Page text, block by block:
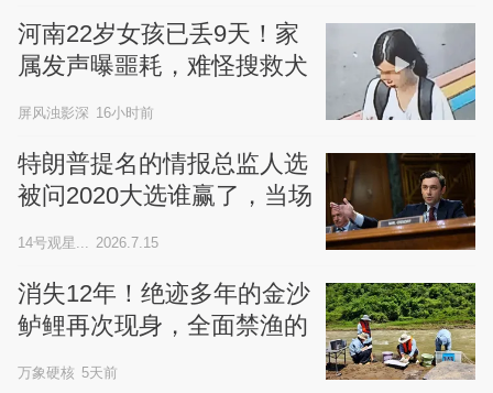
河南22岁女孩已丢9天！家
属发声曝噩耗，难怪搜救犬
屏风浊影深 16小时前
特朗普提名的情报总监人选
被问2020大选谁赢了，当场
14号观星... 2026.7.15
消失12年！绝迹多年的金沙
鲈鲤再次现身，全面禁渔的
万象硬核 5天前